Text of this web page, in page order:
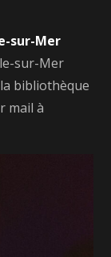
sur-Mer
sur-Mer
bibliothèque
mail à